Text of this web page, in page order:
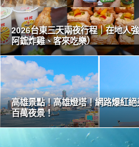
2026台東三天兩夜行程｜在地人
阿鋐炸雞、客來吃樂）
高雄景點！高雄燈塔！網路爆紅
百萬夜景！